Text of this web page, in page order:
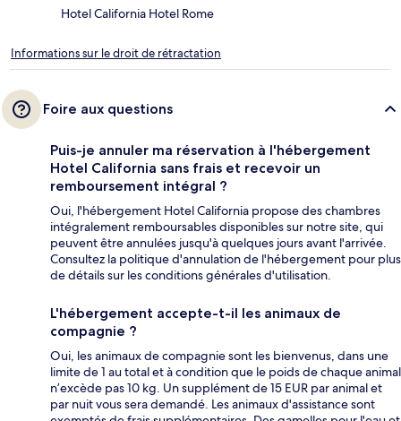
Hotel California Hotel Rome
Informations sur le droit de rétractation
Foire aux questions
Puis-je annuler ma réservation à l'hébergement
Hotel California sans frais et recevoir un
remboursement intégral ?
Oui, l'hébergement Hotel California propose des chambres
intégralement remboursables disponibles sur notre site, qui
peuvent être annulées jusqu'à quelques jours avant l'arrivée.
Consultez la politique d'annulation de l'hébergement pour plus
de détails sur les conditions générales d'utilisation.
L'hébergement accepte-t-il les animaux de
compagnie ?
Oui, les animaux de compagnie sont les bienvenus, dans une
limite de 1 au total et à condition que le poids de chaque animal
n’excède pas 10 kg. Un supplément de 15 EUR par animal et
par nuit vous sera demandé. Les animaux d'assistance sont